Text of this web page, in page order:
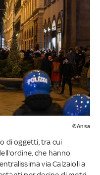
©Ansa
di oggetti, tra cui
che hanno
via Calzaioli a